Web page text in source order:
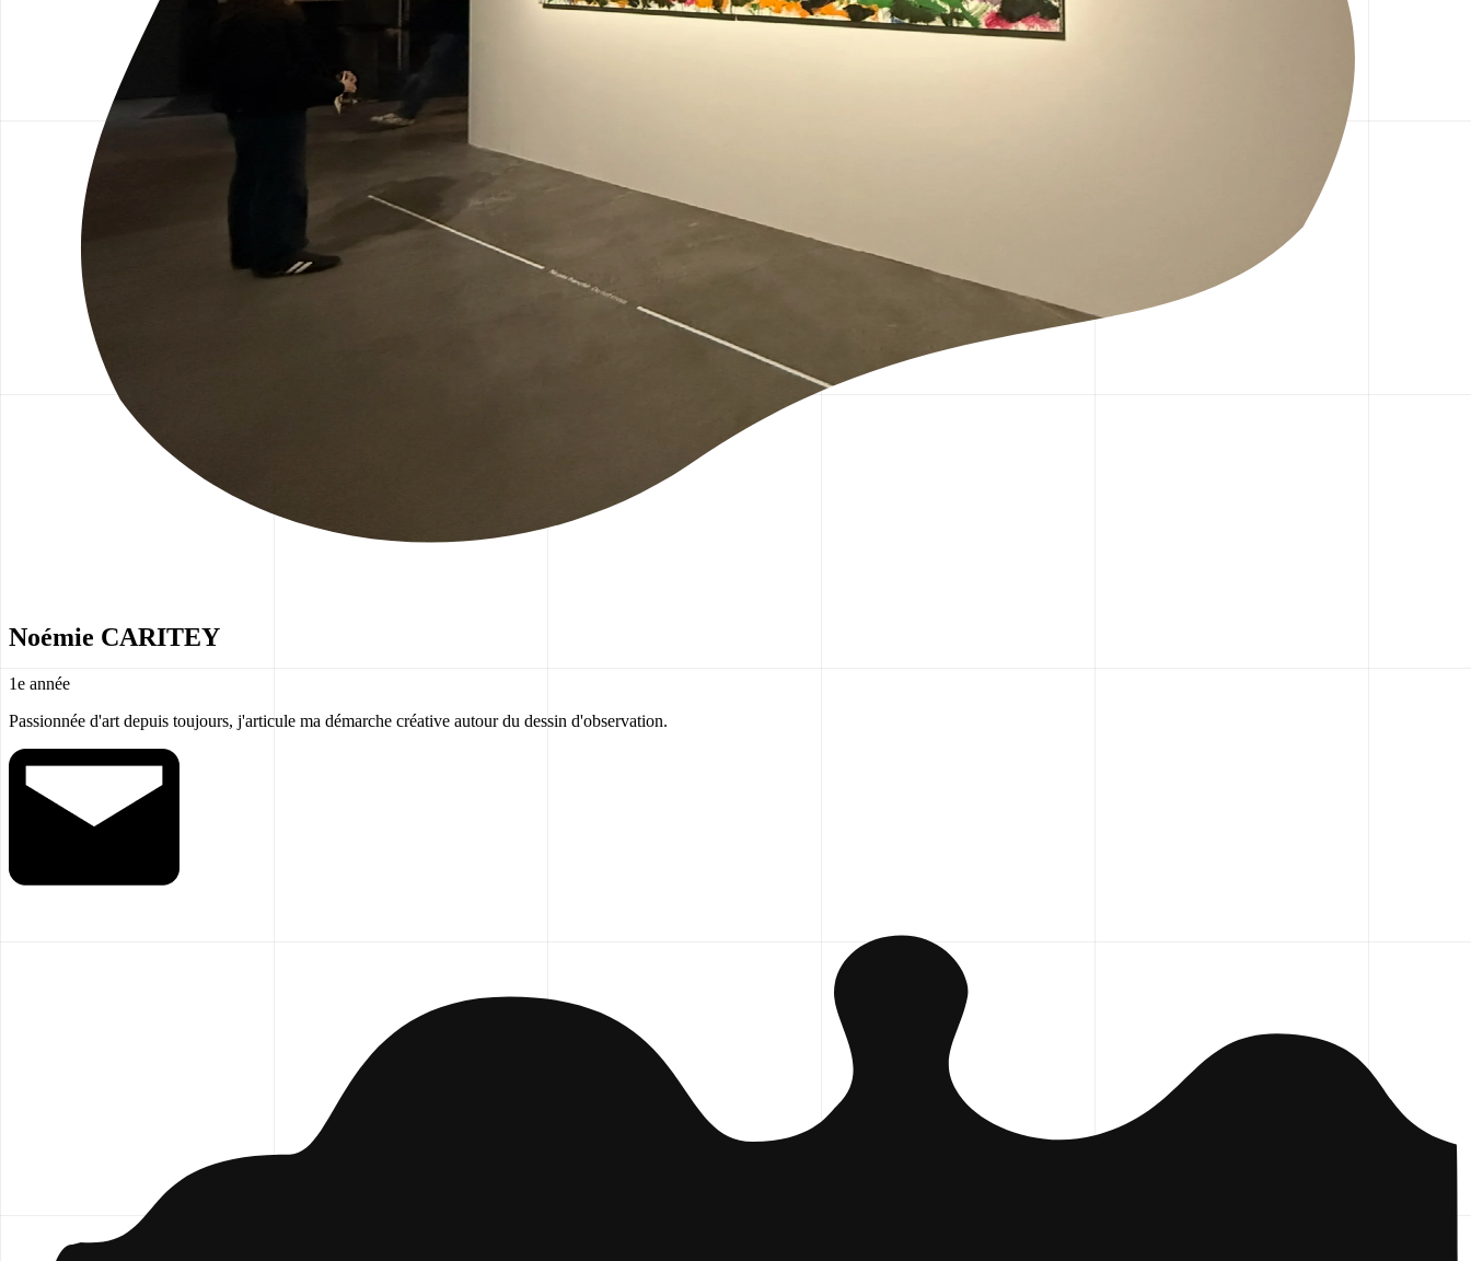
Noémie CARITEY
1e année
Passionnée d'art depuis toujours, j'articule ma démarche créative autour du dessin d'observation.